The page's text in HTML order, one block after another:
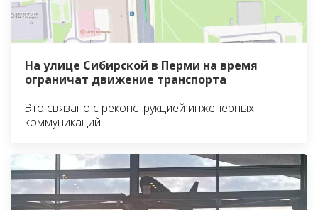
На улице Сибирской в Перми на время
ограничат движение транспорта
Это связано с реконструкцией инженерных
коммуникаций